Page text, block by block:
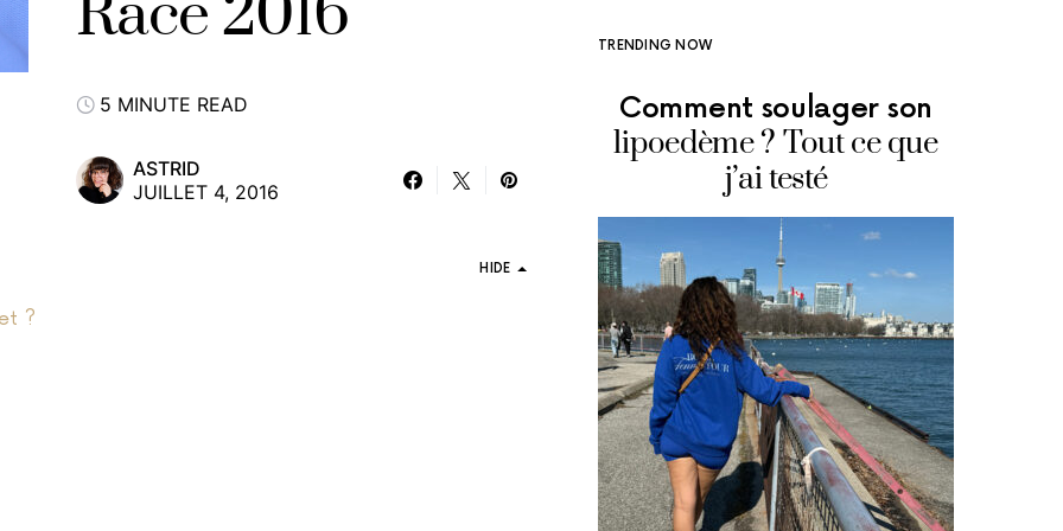
Race 2016
5 MINUTE READ
ASTRID
JUILLET 4, 2016
HIDE
?
TRENDING NOW
Comment soulager son
lipoedème ? Tout ce que
j’ai testé